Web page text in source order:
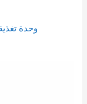
وحدة